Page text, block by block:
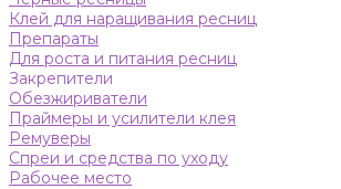
Клей для наращивания ресниц
Препараты
Для роста и питания ресниц
Закрепители
Обезжириватели
Праймеры и усилители клея
Ремуверы
Спреи и средства по уходу
Рабочее место